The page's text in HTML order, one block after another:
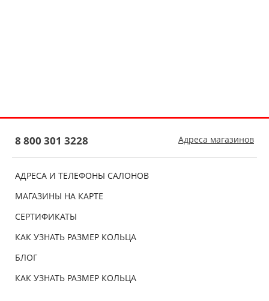
АДРЕСА И ТЕЛЕФОНЫ САЛОНОВ
МАГАЗИНЫ НА КАРТЕ
СЕРТИФИКАТЫ
КАК УЗНАТЬ РАЗМЕР КОЛЬЦА
БЛОГ
КАК УЗНАТЬ РАЗМЕР КОЛЬЦА
8 800 301 3228 Адреса магазинов